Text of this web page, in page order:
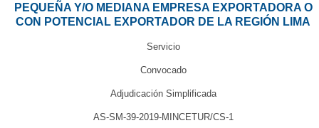
PEQUEÑA Y/O MEDIANA EMPRESA EXPORTADORA O
CON POTENCIAL EXPORTADOR DE LA REGIÓN LIMA
Servicio
Convocado
Adjudicación Simplificada
AS-SM-39-2019-MINCETUR/CS-1